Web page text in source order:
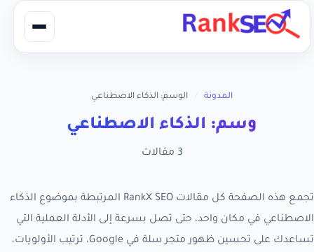
المدونة الوسم: الذكاء الاصطناعي
وسم: الذكاء الاصطناعي
3 مقالات
تجمع هذه الصفحة كل مقالات RankX SEO المرتبطة بموضوع الذكاء
الاصطناعي في مكان واحد، حتى تصل بسرعة إلى الأدلة العملية التي
تساعدك على تحسين ظهور متجر سلة في Google، ترتيب الأولويات،